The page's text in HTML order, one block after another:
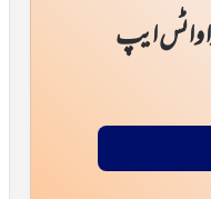
واٹس ایپ